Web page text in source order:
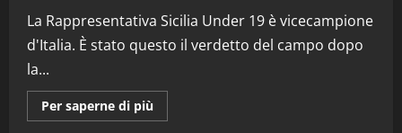
08/04/2026
La Rappresentativa Sicilia Under 19 è vicecampione
d'Italia. È stato questo il verdetto del campo dopo
la...
Per saperne di più
informazioni